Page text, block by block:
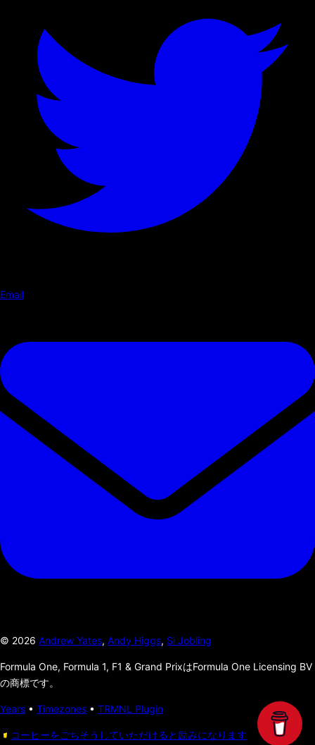
Email
© 2026 Andrew Yates, Andy Higgs, Si Jobling
Formula One, Formula 1, F1 & Grand PrixはFormula One Licensing BV
の商標です。
Years • Timezones • TRMNL Plugin
コーヒーをごちそうしていただけると励みになります